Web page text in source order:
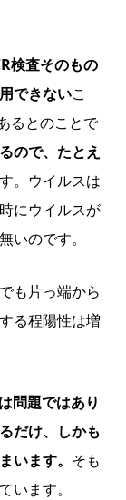
検査そのもの
できないこ
るとのことで
ので、たとえ
。ウイルスは
にウイルスが
いのです。
も片っ端から
る程陽性は増
問題ではあり
だけ、しかも
います。 そも
います。